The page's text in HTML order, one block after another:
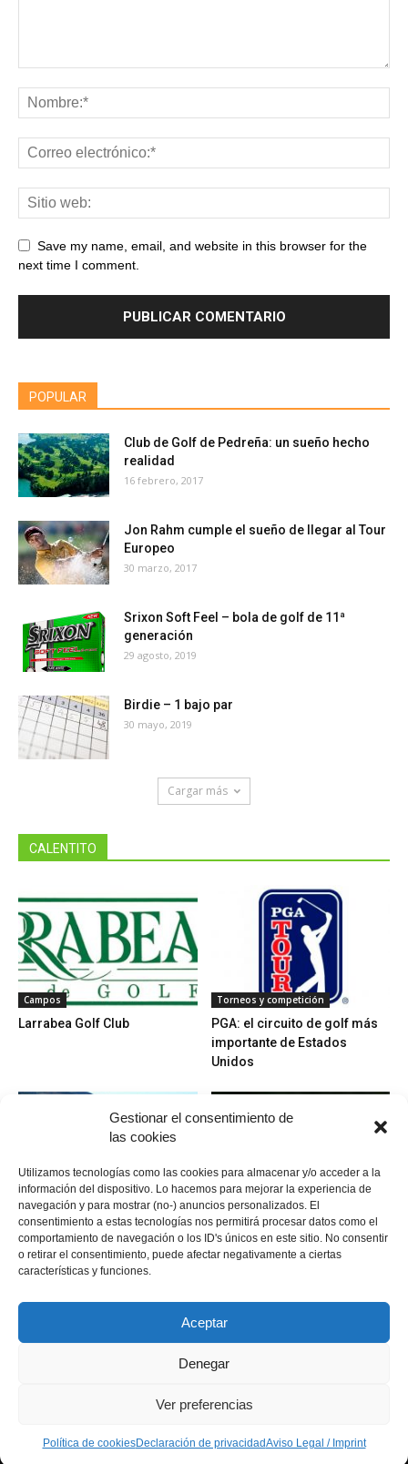
Gestionar el consentimiento de
las cookies
Utilizamos tecnologías como las cookies para almacenar y/o acceder a la
información del dispositivo. Lo hacemos para mejorar la experiencia de
navegación y para mostrar (no-) anuncios personalizados. El
consentimiento a estas tecnologías nos permitirá procesar datos como el
comportamiento de navegación o los ID's únicos en este sitio. No consentir
o retirar el consentimiento, puede afectar negativamente a ciertas
características y funciones.
Aceptar
Denegar
Ver preferencias
Política de cookiesDeclaración de privacidadAviso Legal / Imprint
Save my name, email, and website in this browser for the
next time I comment.
POPULAR
Club de Golf de Pedreña: un sueño hecho
realidad
16 febrero, 2017
Jon Rahm cumple el sueño de llegar al Tour
Europeo
30 marzo, 2017
Srixon Soft Feel – bola de golf de 11ª
generación
29 agosto, 2019
Birdie – 1 bajo par
30 mayo, 2019
Cargar más
CALENTITO
Campos
Larrabea Golf Club
Torneos y competición
PGA: el circuito de golf más
importante de Estados
Unidos
Campos
Meaztegui Golf Club en
Bizkaia
Jugadores
Ernie Els – un jugador
increible
Política de cookies
Descargo de responsabilidad
© Copyright 2021 - MundoGolf.golf